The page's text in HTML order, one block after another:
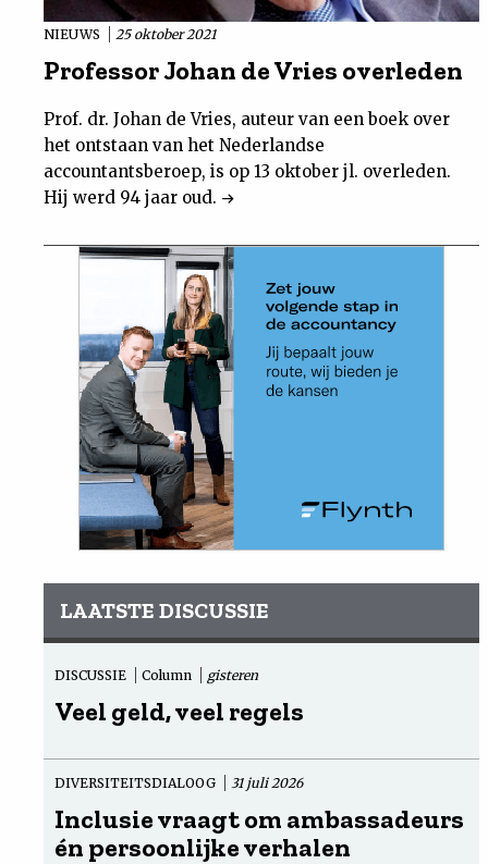
NIEUWS 25 oktober 2021
Professor Johan de Vries overleden
Prof. dr. Johan de Vries, auteur van een boek over
het ontstaan van het Nederlandse
accountantsberoep, is op 13 oktober jl. overleden.
Hij werd 94 jaar oud.
LAATSTE DISCUSSIE
DISCUSSIE Column gisteren
Veel geld, veel regels
DIVERSITEITSDIALOOG 31 juli 2026
Inclusie vraagt om ambassadeurs
én persoonlijke verhalen